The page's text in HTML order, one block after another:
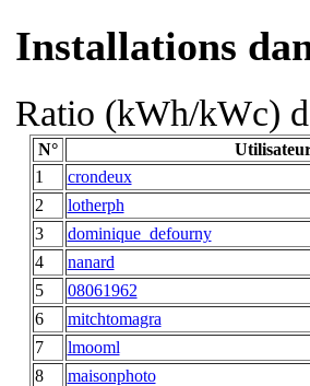
Installations
Ratio (kWh/kWc)
N°
1
crondeux
2
lotherph
3
dominique_defourny
4
nanard
5
08061962
6
mitchtomagra
7
lmooml
8
maisonphoto